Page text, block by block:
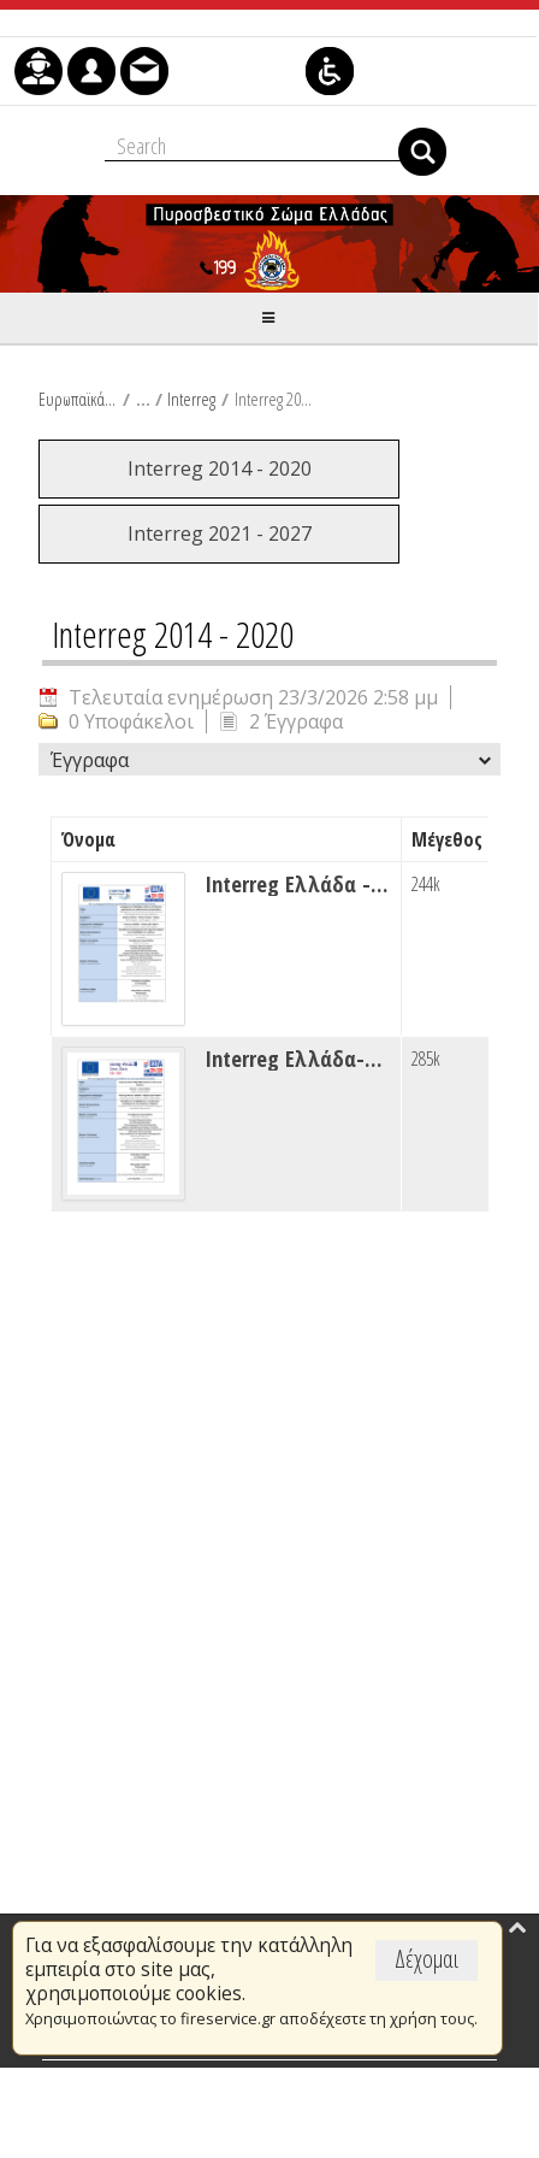
Μετάβαση στο περιεχόμενο
Ευρωπαϊκά & Αναπτυξιακά Προγράμματα / Interreg / Interreg 2014 - 2020
Interreg 2014 - 2020
Interreg 2021 - 2027
Interreg 2014 - 2020
Τελευταία ενημέρωση 23/3/2026 2:58 μμ
0 Υποφάκελοι
2 Έγγραφα
Έγγραφα
Όνομα Μέγεθος
Interreg Ελλάδα - Κύπρος ΗΡΩΝ 244k
Interreg Ελλάδα-Αλβανία FIRE PREP 285k
Δέχομαι
Για να εξασφαλίσουμε την κατάλληλη
εμπειρία στο site μας,
χρησιμοποιούμε cookies.
Χρησιμοποιώντας το fireservice.gr αποδέχεστε τη χρήση τους.
Επικαιρότητα
Το Πυροσβεστικό Σώμα